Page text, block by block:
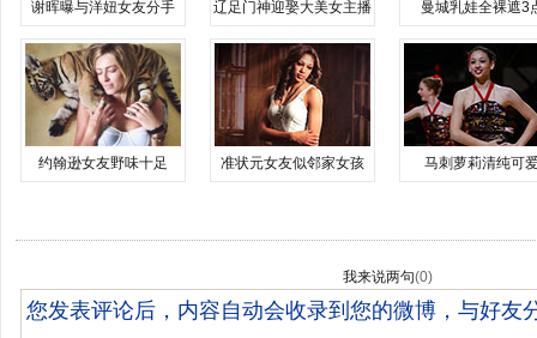
谢晖曝与洋妞女友分手 辽足门神迎娶大美女主播 曼城乳娃全裸遮3
约翰逊女友野味十足 准状元女友似邻家女孩 马刺萝莉清纯可
我来说两句(0)